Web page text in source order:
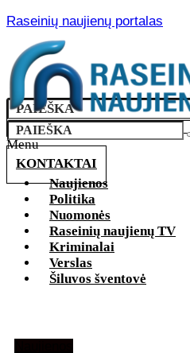
Raseinių naujienų portalas
KONTAKTAI
Menu
Naujienos
Politika
Nuomonės
Raseinių naujienų TV
Kriminalai
Verslas
Šiluvos šventovė